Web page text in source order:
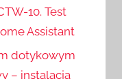
10. Test
Assistant
dotykowym
– instalacja